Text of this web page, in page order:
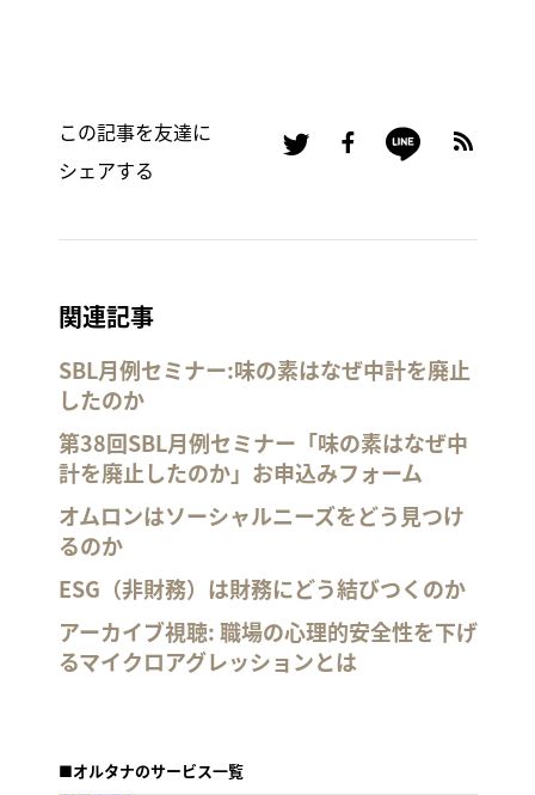
この記事を友達に
シェアする
関連記事
SBL月例セミナー:味の素はなぜ中計を廃止
したのか
第38回SBL月例セミナー「味の素はなぜ中
計を廃止したのか」お申込みフォーム
オムロンはソーシャルニーズをどう見つけ
るのか
ESG（非財務）は財務にどう結びつくのか
アーカイブ視聴: 職場の心理的安全性を下げ
るマイクロアグレッションとは
■オルタナのサービス一覧